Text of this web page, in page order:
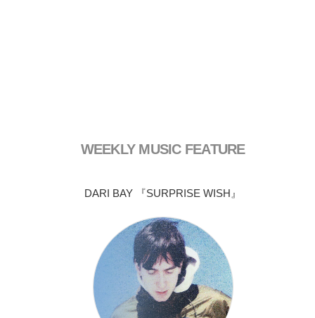
WEEKLY MUSIC FEATURE
DARI BAY 『SURPRISE WISH』